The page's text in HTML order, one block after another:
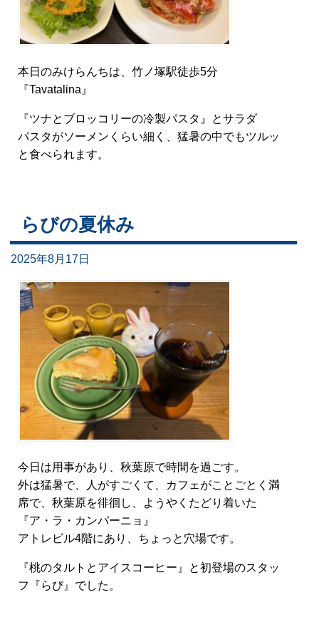
本日のみけらんちは、竹ノ塚駅徒歩5分
『Tavatalina』
『ツナとブロッコリーの冷製パスタ』とサラダ
パスタがソーメンくらい細く、猛暑の中でもツルッ
と食べられます。
らびの夏休み
2025年8月17日
今日は用事があり、秋葉原で時間を過ごす。
外は猛暑で、人がすごくて、カフェがことごとく満
席で、秋葉原を徘徊し、ようやくたどり着いた
『ア・ラ・カンパーニョ』
アトレビル4階にあり、ちょっと穴場です。
『桃のタルトとアイスコーヒー』と初登場のスタッ
フ『らび』でした。